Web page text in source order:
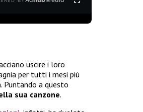
uscire i loro
per tutti i mesi più
Puntando a questo
sua canzone.